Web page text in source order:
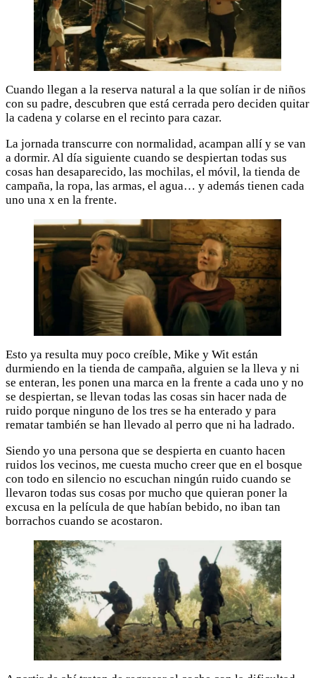
Cuando llegan a la reserva natural a la que solían ir de niños
con su padre, descubren que está cerrada pero deciden quitar
la cadena y colarse en el recinto para cazar.
La jornada transcurre con normalidad, acampan allí y se van
a dormir. Al día siguiente cuando se despiertan todas sus
cosas han desaparecido, las mochilas, el móvil, la tienda de
campaña, la ropa, las armas, el agua… y además tienen cada
uno una x en la frente.
Esto ya resulta muy poco creíble, Mike y Wit están
durmiendo en la tienda de campaña, alguien se la lleva y ni
se enteran, les ponen una marca en la frente a cada uno y no
se despiertan, se llevan todas las cosas sin hacer nada de
ruido porque ninguno de los tres se ha enterado y para
rematar también se han llevado al perro que ni ha ladrado.
Siendo yo una persona que se despierta en cuanto hacen
ruidos los vecinos, me cuesta mucho creer que en el bosque
con todo en silencio no escuchan ningún ruido cuando se
llevaron todas sus cosas por mucho que quieran poner la
excusa en la película de que habían bebido, no iban tan
borrachos cuando se acostaron.